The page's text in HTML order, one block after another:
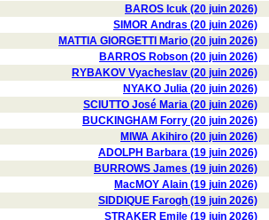
BAROS Icuk (20 juin 2026)
SIMOR Andras (20 juin 2026)
MATTIA GIORGETTI Mario (20 juin 2026)
BARROS Robson (20 juin 2026)
RYBAKOV Vyacheslav (20 juin 2026)
NYAKO Julia (20 juin 2026)
SCIUTTO José Maria (20 juin 2026)
BUCKINGHAM Forry (20 juin 2026)
MIWA Akihiro (20 juin 2026)
ADOLPH Barbara (19 juin 2026)
BURROWS James (19 juin 2026)
MacMOY Alain (19 juin 2026)
SIDDIQUE Farogh (19 juin 2026)
STRAKER Emile (19 juin 2026)